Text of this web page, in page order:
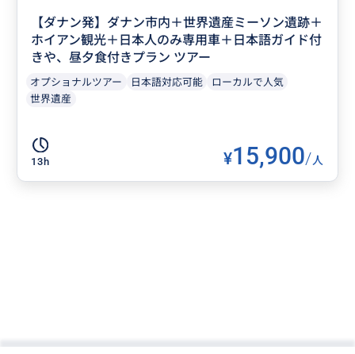
【ダナン発】ダナン市内＋世界遺産ミーソン遺跡＋
ホイアン観光＋日本人のみ専用車＋日本語ガイド付
きや、昼夕食付きプラン ツアー
オプショナルツアー 日本語対応可能
ローカルで人気
世界遺産
13h ¥15,900/人